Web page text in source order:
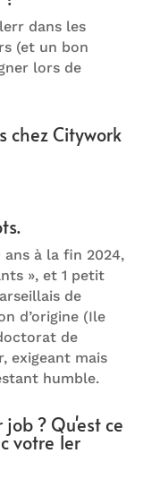
dans les
(et un bon
lors de
chez Citywork
ans à la fin 2024,
», et 1 petit
de
d’origine (Ile
de
exigeant mais
humble.
? Qu'est ce
votre 1er